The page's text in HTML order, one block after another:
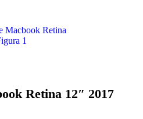
Retina 12″ 2017